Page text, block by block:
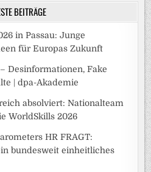
BEITRÄGE
in Passau: Junge
für Europas Zukunft
Desinformationen, Fake
| dpa-Akademie
absolviert: Nationalteam
WorldSkills 2026
HR FRAGT:
bundesweit einheitliches